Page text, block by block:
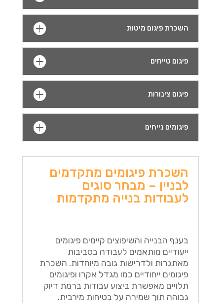
השכרת פיגום מיטות
פיגום טייחים
פיגום צינורות
פיגומים נייחים
השכרת פיגומים מתקדמים
לבניין – מבחר סוגים
לעבודות בנייה מתקדמות
בענף הבנייה והשיפוצים קיימים פיגומים
ייעודיים מותאמים לעבודה בסביבות
מאתגרות ולדרישות גובה מיוחדות. השכרת
פיגומים ייחודיים כמו מגדל אקרו ופיגומים
תלויים מאפשרת ביצוע עבודות ברמת דיוק
גבוהה תוך שמירה על בטיחות מירבית.